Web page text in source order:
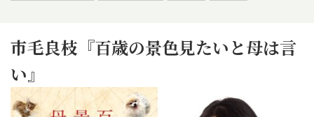
市毛良枝『百歳の景色見たいと母は言
い』